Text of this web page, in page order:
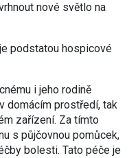
nové světlo na
podstatou hospicové
i jeho rodině
domácím prostředí, tak
zařízení. Za tímto
s půjčovnou pomůcek,
bolesti. Tato péče je